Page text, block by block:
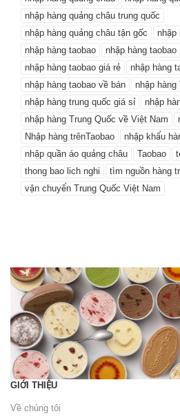
nhập hàng quảng châu trung quốc
nhập hàng quảng châu tận gốc
nhập
nhập hàng taobao
nhập hàng taobao
nhập hàng taobao giá rẻ
nhập hàng
nhập hàng taobao về bán
nhập hàng
nhập hàng trung quốc giá sỉ
nhập
nhập hàng Trung Quốc về Việt Nam
Nhập hàng trênTaobao
nhập khẩu
nhập quần áo quảng châu
Taobao
thong bao lich nghi
tìm nguồn hàng
vận chuyển Trung Quốc Việt Nam
GIỚI THIỆU
Về chúng tôi